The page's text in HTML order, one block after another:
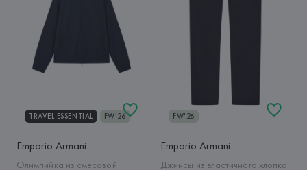
TRAVEL ESSENTIAL FW'26
Emporio Armani
Олимпийка из смесовой
FW'26
Emporio Armani
Джинсы из эластичного хлопка